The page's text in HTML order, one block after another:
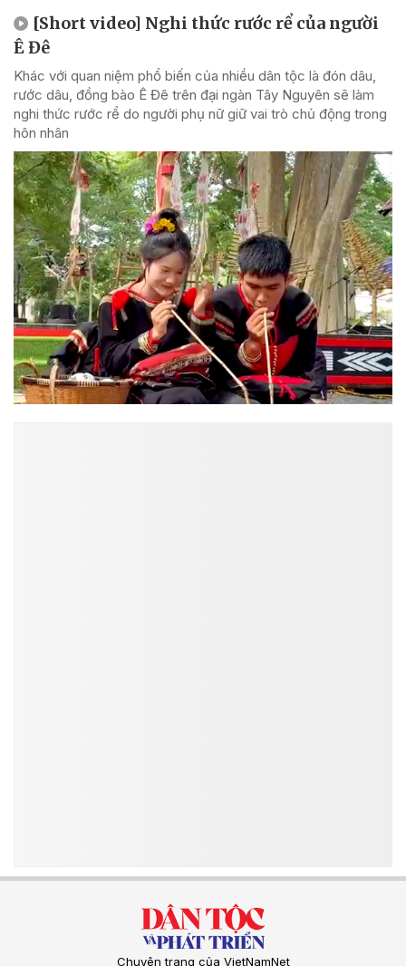
[Short video] Nghi thức rước rể của người
Ê Đê
Khác với quan niệm phổ biến của nhiều dân tộc là đón dâu,
rước dâu, đồng bào Ê Đê trên đại ngàn Tây Nguyên sẽ làm
nghi thức rước rể do người phụ nữ giữ vai trò chủ động trong
hôn nhân
Chuyên trang của VietNamNet